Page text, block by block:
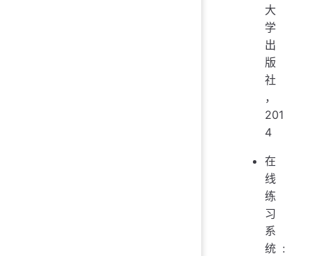
大
学
出
版
社
，
201
4
在
线
练
习
系
统: